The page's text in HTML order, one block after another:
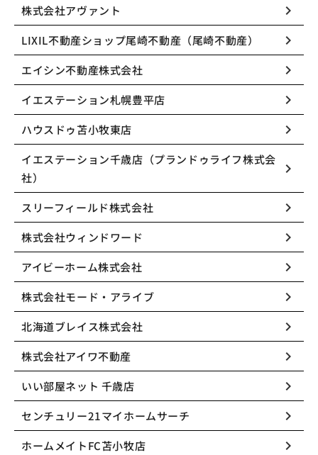
株式会社アヴァント keyboard_arrow_right
LIXIL不動産ショップ尾崎不動産（尾崎不動産） keyboard_arrow_right
エイシン不動産株式会社 keyboard_arrow_right
イエステーション札幌豊平店 keyboard_arrow_right
ハウスドゥ苫小牧東店 keyboard_arrow_right
イエステーション千歳店（プランドゥライフ株式会
社）
keyboard_arrow_right
スリーフィールド株式会社 keyboard_arrow_right
株式会社ウィンドワード keyboard_arrow_right
アイビーホーム株式会社 keyboard_arrow_right
株式会社モード・アライブ keyboard_arrow_right
北海道ブレイス株式会社 keyboard_arrow_right
株式会社アイワ不動産 keyboard_arrow_right
いい部屋ネット 千歳店 keyboard_arrow_right
センチュリー21マイホームサーチ keyboard_arrow_right
ホームメイトFC苫小牧店 keyboard_arrow_right